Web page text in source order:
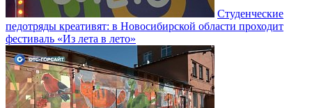
Студенческие
педотряды креативят: в Новосибирской области проходит
фестиваль «Из лета в лето»